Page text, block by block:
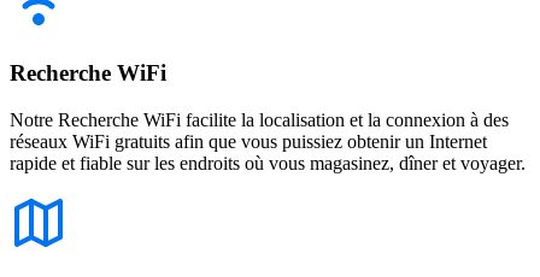
Recherche WiFi
Notre Recherche WiFi facilite la localisation et la connexion à des
réseaux WiFi gratuits afin que vous puissiez obtenir un Internet
rapide et fiable sur les endroits où vous magasinez, dîner et voyager.